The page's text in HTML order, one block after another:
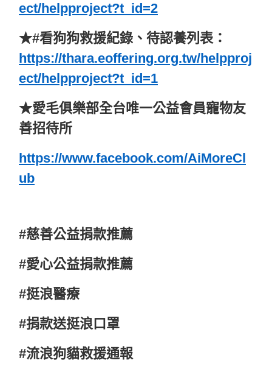
ect/helpproject?t_id=2
★#看狗狗救援紀錄、待認養列表：
https://thara.eoffering.org.tw/helpproj
ect/helpproject?t_id=1
★愛毛俱樂部全台唯一公益會員寵物友
善招待所
https://www.facebook.com/AiMoreCl
ub
#慈善公益捐款推薦
#愛心公益捐款推薦
#挺浪醫療
#捐款送挺浪口罩
#流浪狗貓救援通報